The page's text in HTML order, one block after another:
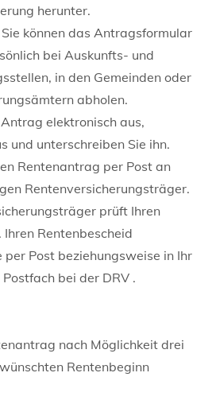
herunter.
können das Antragsformular
bei Auskunfts-­ und
in den Gemeinden oder
abholen.
elektronisch aus,
und unterschreiben Sie ihn.
Rentenantrag per Post an
Rentenversicherungsträger.
prüft Ihren
Rentenbescheid
per Post beziehungsweise in Ihr
bei der DRV .
nach Möglichkeit drei
Rentenbeginn